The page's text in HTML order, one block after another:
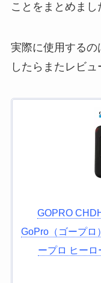
ことをまとめまし
実際に使用するの
したらまたレビュ
GOPRO
GoPro（ゴープロ
ープロ ヒー